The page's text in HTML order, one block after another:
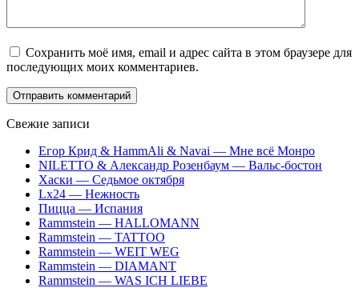
Сохранить моё имя, email и адрес сайта в этом браузере для
последующих моих комментариев.
Свежие записи
Егор Крид & HammAli & Navai — Мне всё Монро
NILETTO & Александр Розенбаум — Вальс-бостон
Хаски — Седьмое октября
Lx24 — Нежность
Пицца — Испания
Rammstein — HALLOMANN
Rammstein — TATTOO
Rammstein — WEIT WEG
Rammstein — DIAMANT
Rammstein — WAS ICH LIEBE